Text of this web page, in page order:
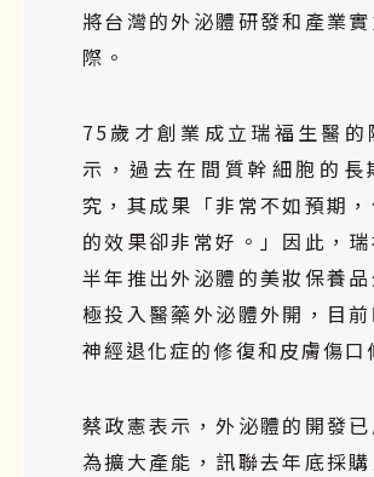
將台灣的外泌體研發和產業
際。
75歲才創業成立瑞福生醫的
示，過去在間質幹細胞的長
究，其成果「非常不如預期
的效果卻非常好。」因此，
半年推出外泌體的美妝保養
極投入醫藥外泌體外開，目
神經退化症的修復和皮膚傷口
蔡政憲表示，外泌體的開發已
為擴大產能，訊聯去年底採